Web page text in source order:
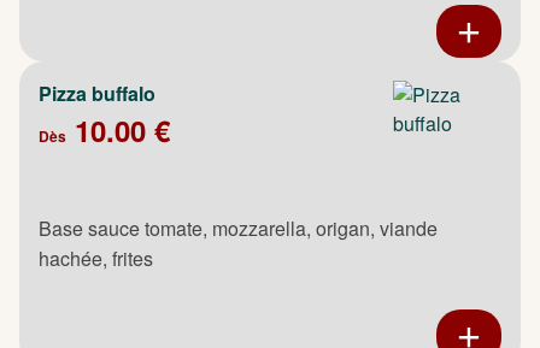
Pizza buffalo
Dès 10.00 €
Base sauce tomate, mozzarella, origan, viande
hachée, frites